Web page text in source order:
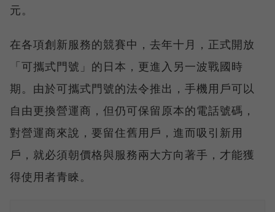
元。
在各項創新服務的競賽中，去年十月，正式開放
「可攜式門號」的日本，更進入另一波戰國時
期。由於可攜式門號的法令推出，手機用戶可以
自由更換營運商，但仍可保留原本的電話號碼，
對營運商來說，要留住舊用戶，進而吸引新用
戶，就必須朝價格與服務兩大方向著手，才能獲
得使用者青睞。